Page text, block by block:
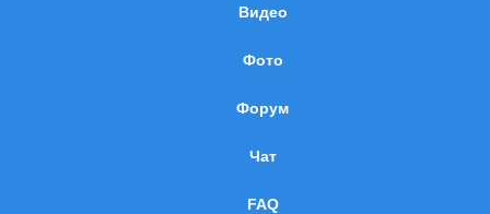
Видео
Фото
Форум
Чат
FAQ